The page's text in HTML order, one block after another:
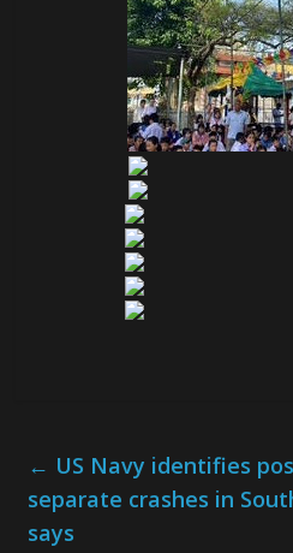
← US Navy identifies
separate crashes in
says